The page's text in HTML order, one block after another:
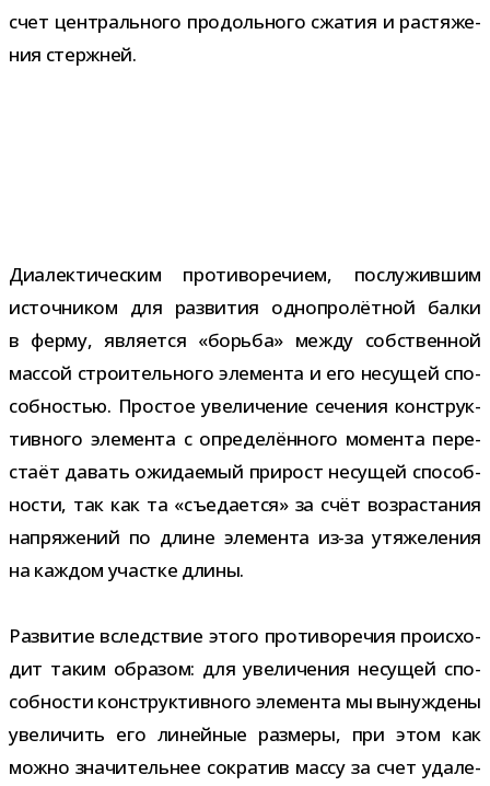
счет цен­траль­ного про­доль­ного сжа­тия и рас­тя­же­
ния стержней.
Диалектическим про­ти­во­ре­чием, послу­жив­шим
источ­ни­ком для раз­ви­тия одно­про­лёт­ной балки
в ферму, явля­ется «борьба» между соб­ствен­ной
мас­сой стро­и­тель­ного эле­мента и его несу­щей спо­
соб­но­стью. Простое уве­ли­че­ние сече­ния кон­струк­
тив­ного эле­мента с опре­де­лён­ного момента пере­
стаёт давать ожи­да­е­мый при­рост несу­щей спо­соб­
но­сти, так как та «съе­да­ется» за счёт воз­рас­та­ния
напря­же­ний по длине эле­мента из-​за утя­же­ле­ния
на каж­дом участке длины.
Развитие вслед­ствие этого про­ти­во­ре­чия про­ис­хо­
дит таким обра­зом: для уве­ли­че­ния несу­щей спо­
соб­но­сти кон­струк­тив­ного эле­мента мы вынуж­дены
уве­ли­чить его линей­ные раз­меры, при этом как
можно зна­чи­тель­нее сокра­тив массу за счет уда­ле­